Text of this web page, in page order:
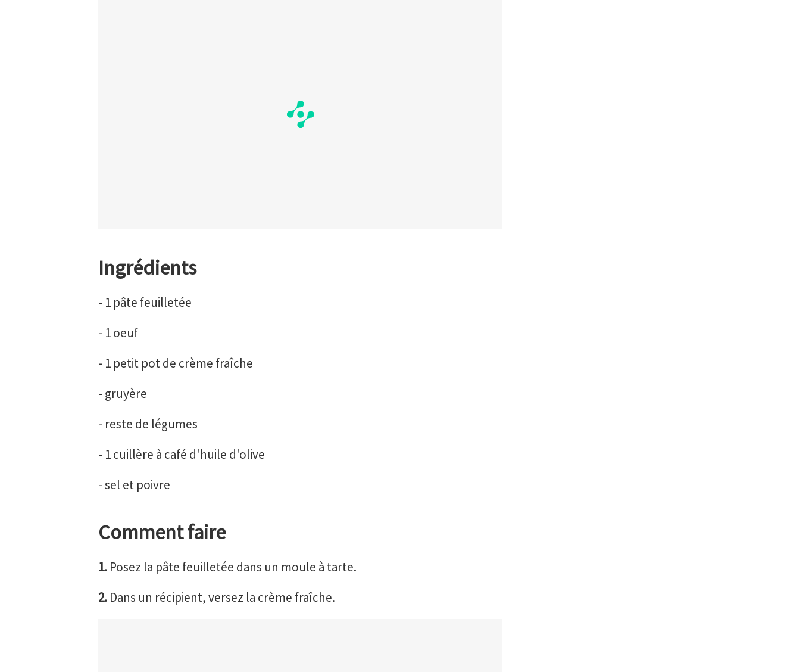
Ingrédients
- 1 pâte feuilletée
- 1 oeuf
- 1 petit pot de crème fraîche
- gruyère
- reste de légumes
- 1 cuillère à café d'huile d'olive
- s el et poivre
Comment faire
1.Posez la pâte feuilletée dans un moule à tarte.
2.Dans un récipient, versez la crème fraîche.